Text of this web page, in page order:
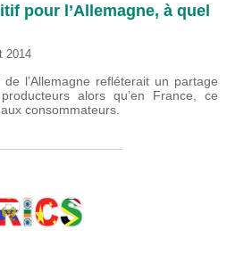
pour l’Allemagne, à quel
2014
l’Allemagne refléterait un partage
alors qu’en France, ce
consommateurs.